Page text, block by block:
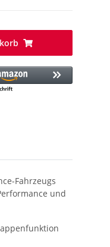
Fahrzeugs
und